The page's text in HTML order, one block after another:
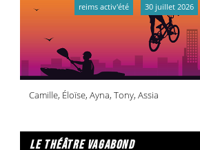
Camille, Éloïse, Ayna, Tony, Assia
reims activ'été 30 juillet 2026
le théâtre vagabond